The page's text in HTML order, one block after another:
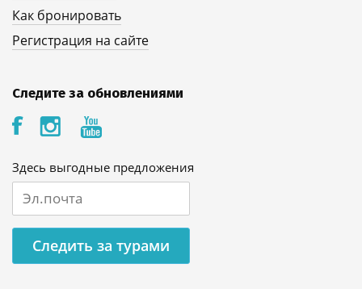
Как бронировать
Регистрация на сайте
Следите за обновлениями
Здесь выгодные предложения
Следить за турами